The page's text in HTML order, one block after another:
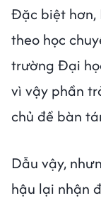
Đặc biệt hơn,
theo học
trường Đại
vì vậy phần
chủ đề bàn
Dẫu vậy,
hậu lại nhận